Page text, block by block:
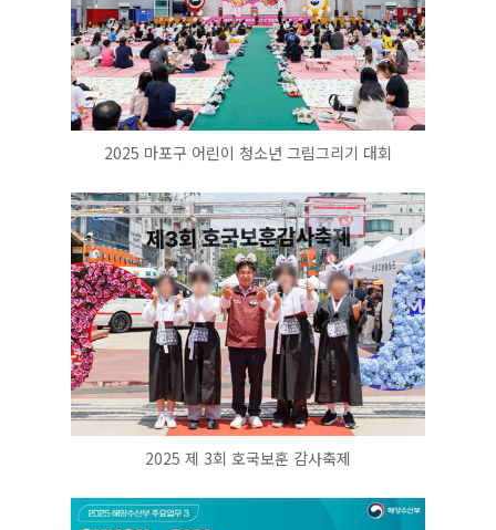
2025 마포구 어린이 청소년 그림그리기 대회
2025 제 3회 호국보훈 감사축제